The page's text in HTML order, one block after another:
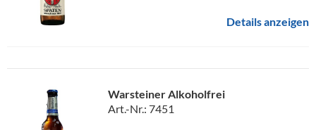
Details anzeigen
Warsteiner Alkoholfrei
Art.-Nr.: 7451